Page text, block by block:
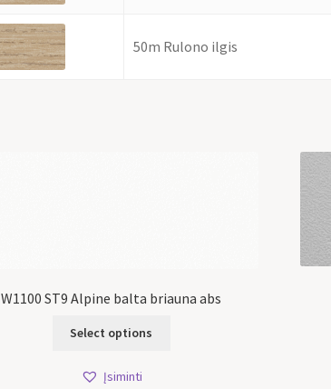
50m Rulono ilgis
W1100 ST9 Alpine balta briauna abs
Select options
Įsiminti